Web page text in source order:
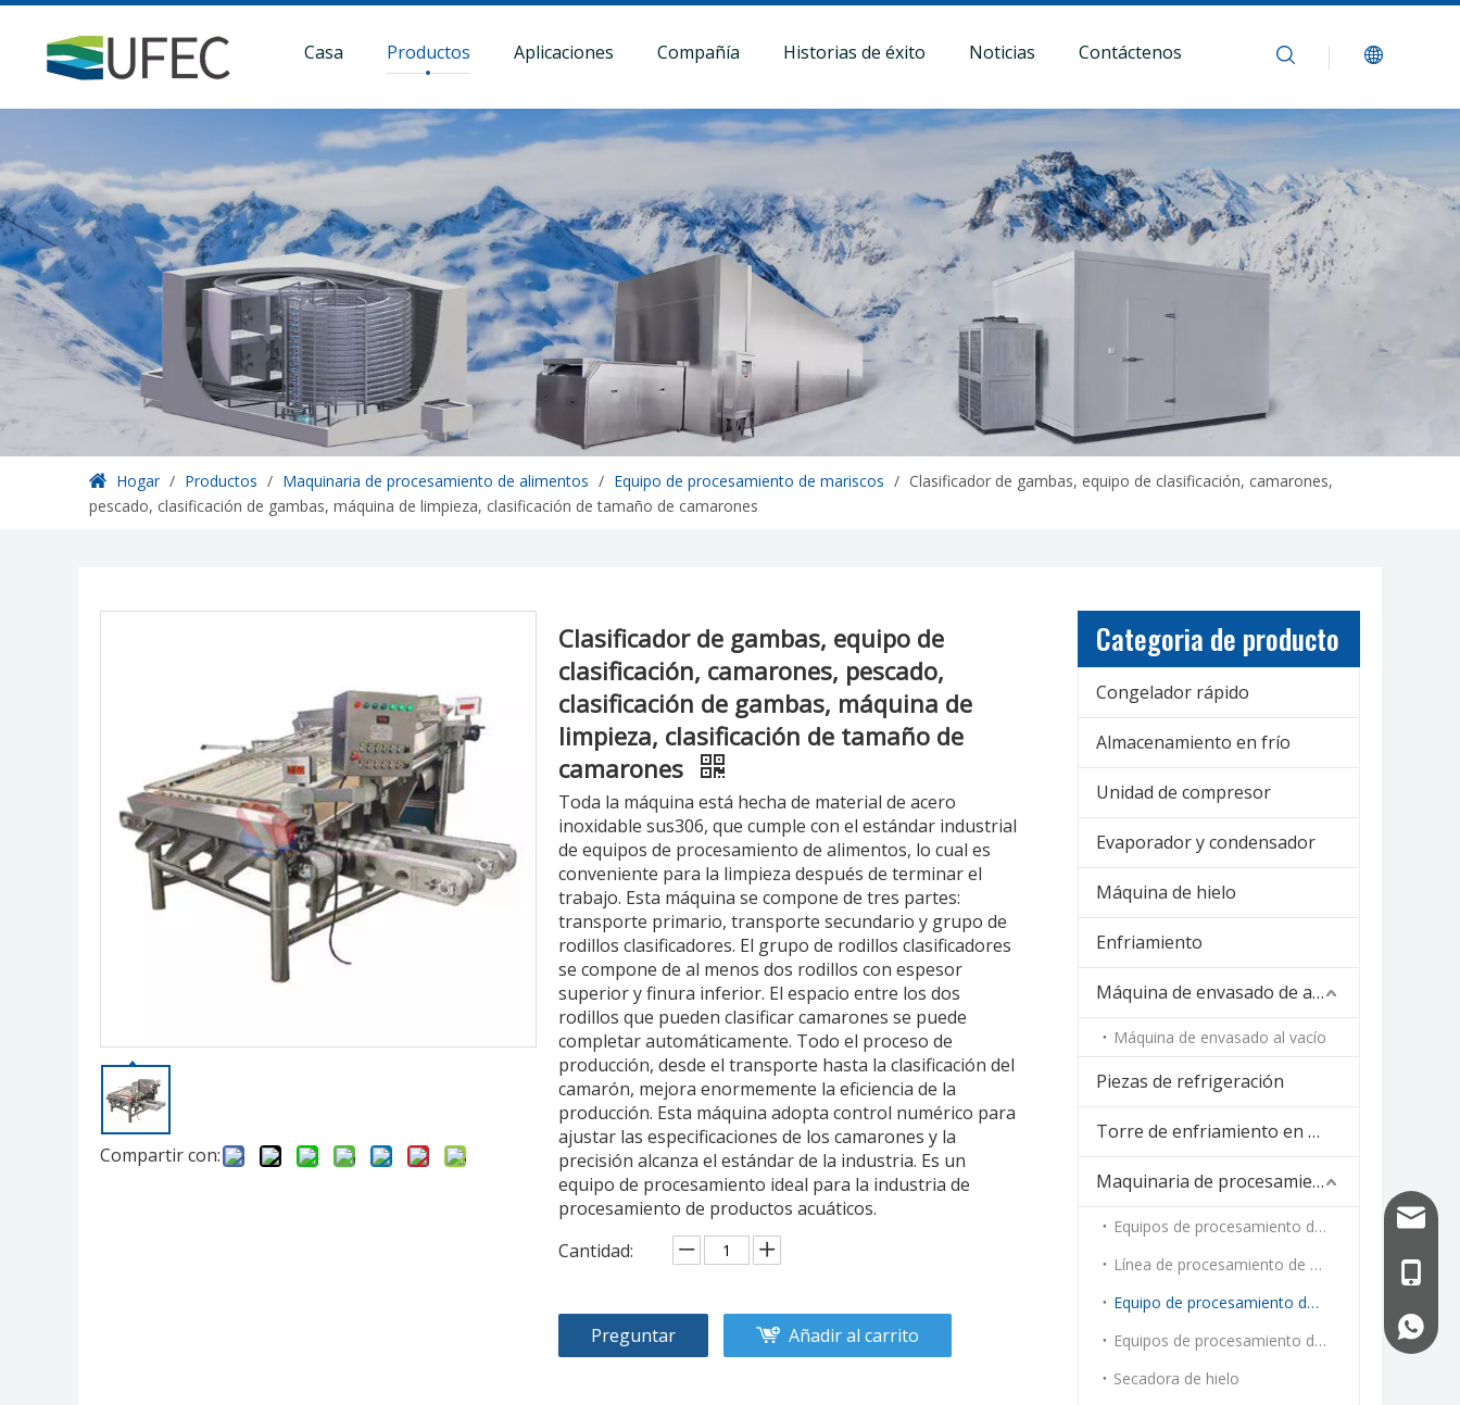
Casa Productos Aplicaciones Compañía Historias de éxito Noticias Contáctenos
Hogar / Productos / Maquinaria de procesamiento de alimentos / Equipo de procesamiento de mariscos / Clasificador de gambas, equipo de clasificación, camarones,
pescado, clasificación de gambas, máquina de limpieza, clasificación de tamaño de camarones
Compartir con:
Clasificador de gambas, equipo de
clasificación, camarones, pescado,
clasificación de gambas, máquina de
limpieza, clasificación de tamaño de
camarones
Toda la máquina está hecha de material de acero
inoxidable sus306, que cumple con el estándar industrial
de equipos de procesamiento de alimentos, lo cual es
conveniente para la limpieza después de terminar el
trabajo. Esta máquina se compone de tres partes:
transporte primario, transporte secundario y grupo de
rodillos clasificadores. El grupo de rodillos clasificadores
se compone de al menos dos rodillos con espesor
superior y finura inferior. El espacio entre los dos
rodillos que pueden clasificar camarones se puede
completar automáticamente. Todo el proceso de
producción, desde el transporte hasta la clasificación del
camarón, mejora enormemente la eficiencia de la
producción. Esta máquina adopta control numérico para
ajustar las especificaciones de los camarones y la
precisión alcanza el estándar de la industria. Es un
equipo de procesamiento ideal para la industria de
procesamiento de productos acuáticos.
Cantidad:
Preguntar Añadir al carrito
Categoria de producto
Congelador rápido
Almacenamiento en frío
Unidad de compresor
Evaporador y condensador
Máquina de hielo
Enfriamiento
Máquina de envasado de alimentos
Máquina de envasado al vacío
Piezas de refrigeración
Torre de enfriamiento en espiral
Maquinaria de procesamiento de alimentos
Equipos de procesamiento de carne
Línea de procesamiento de vegetales
Equipo de procesamiento de mariscos
Equipos de procesamiento de cocción al vapor y tostado
Secadora de hielo
+86-